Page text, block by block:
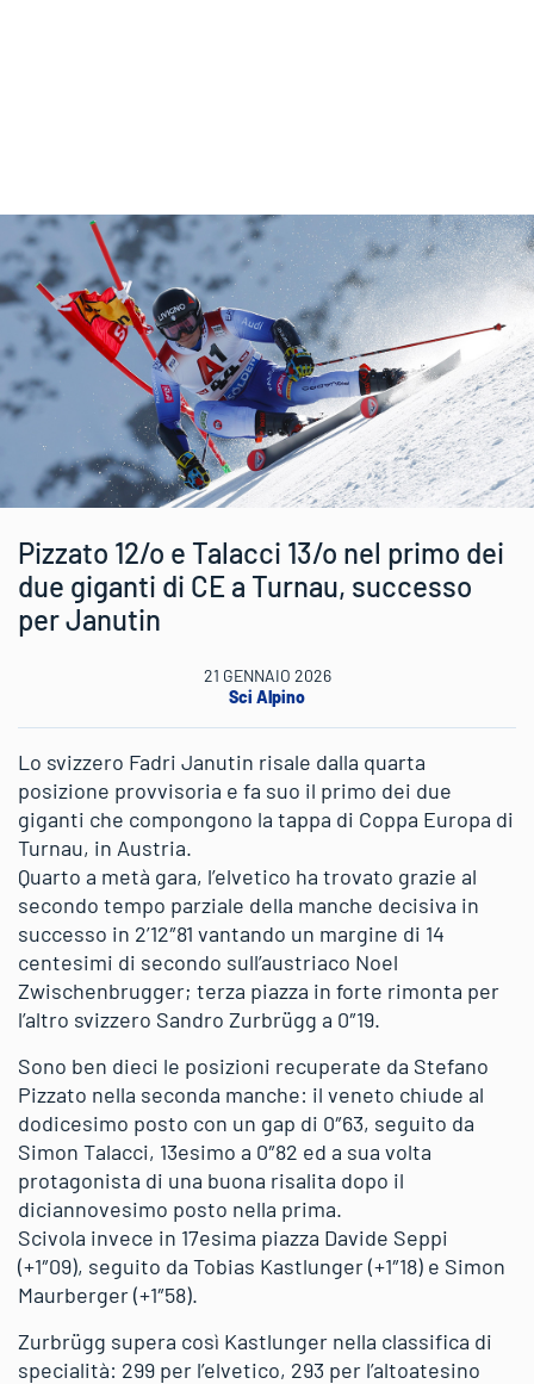
Pizzato 12/o e Talacci 13/o nel primo dei
due giganti di CE a Turnau, successo
per Janutin
21 GENNAIO 2026
Sci Alpino
Lo svizzero Fadri Janutin risale dalla quarta
posizione provvisoria e fa suo il primo dei due
giganti che compongono la tappa di Coppa Europa di
Turnau, in Austria.
Quarto a metà gara, l’elvetico ha trovato grazie al
secondo tempo parziale della manche decisiva in
successo in 2’12″81 vantando un margine di 14
centesimi di secondo sull’austriaco Noel
Zwischenbrugger; terza piazza in forte rimonta per
l’altro svizzero Sandro Zurbrügg a 0″19.
Sono ben dieci le posizioni recuperate da Stefano
Pizzato nella seconda manche: il veneto chiude al
dodicesimo posto con un gap di 0″63, seguito da
Simon Talacci, 13esimo a 0″82 ed a sua volta
protagonista di una buona risalita dopo il
diciannovesimo posto nella prima.
Scivola invece in 17esima piazza Davide Seppi
(+1″09), seguito da Tobias Kastlunger (+1″18) e Simon
Maurberger (+1″58).
Zurbrügg supera così Kastlunger nella classifica di
specialità: 299 per l’elvetico, 293 per l’altoatesino